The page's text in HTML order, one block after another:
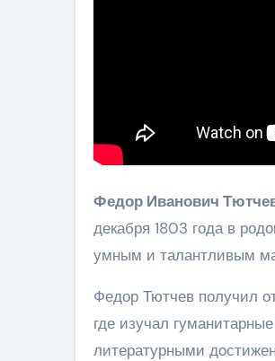
Федор Иванович
декабря 1803 года в
умным и талантливым
Федор Тютчев получил
где изучал
литературными